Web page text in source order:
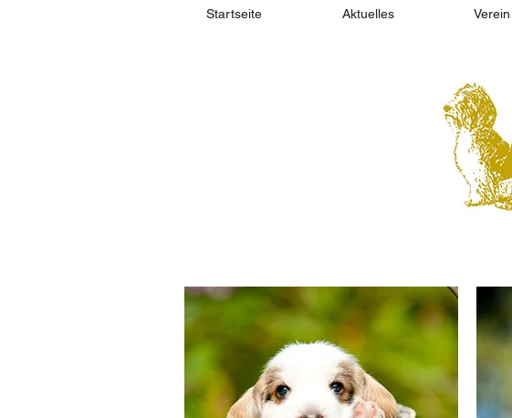
Startseite Aktuelles Verein